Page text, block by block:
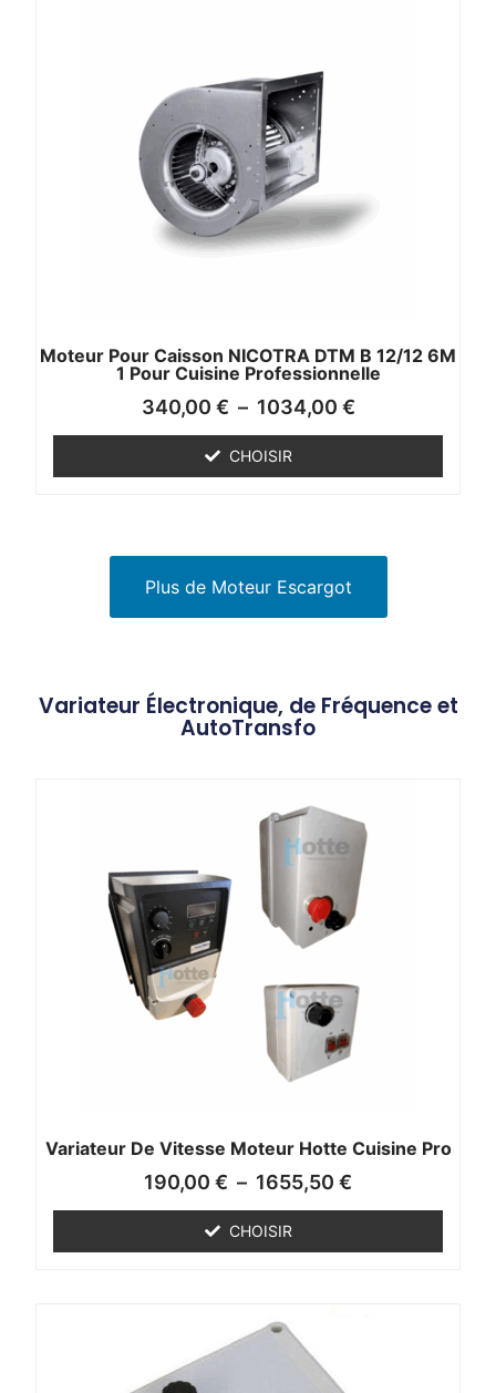
Moteur Pour Caisson NICOTRA DTM B 12/12 6M
1 Pour Cuisine Professionnelle
340,00 € – 1034,00 €
CHOISIR
Plus de Moteur Escargot
Variateur Électronique, de Fréquence et
AutoTransfo
Variateur De Vitesse Moteur Hotte Cuisine Pro
190,00 € – 1655,50 €
CHOISIR